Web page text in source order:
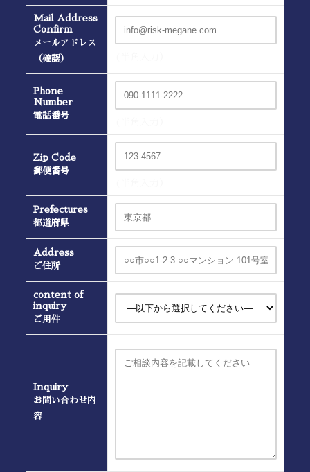
Mail Address
Confirm
メールアドレス
（確認）
Phone
Number
電話番号
Zip Code
郵便番号
Prefectures
都道府県
Address
ご住所
content of
inquiry
ご用件
Inquiry
お問い合わせ内
容